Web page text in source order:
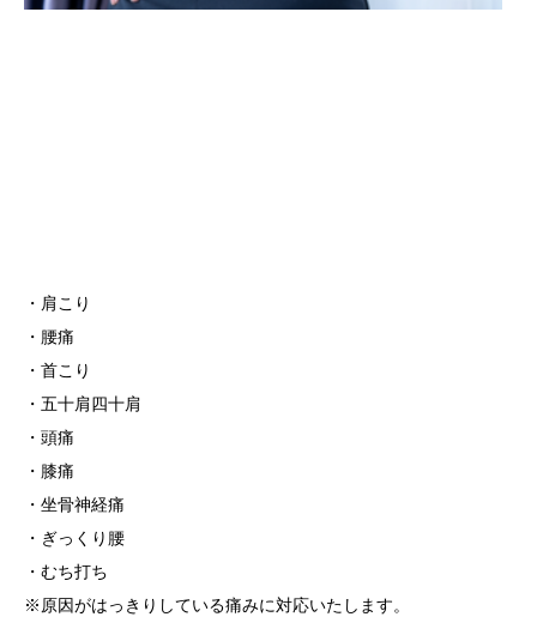
・肩こり
・腰痛
・首こり
・五十肩四十肩
・頭痛
・膝痛
・坐骨神経痛
・ぎっくり腰
・むち打ち
※原因がはっきりしている痛みに対応いたします。